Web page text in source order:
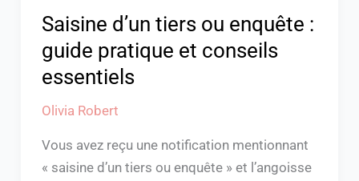
Saisine d’un tiers ou enquête :
guide pratique et conseils
essentiels
Olivia Robert
Vous avez reçu une notification mentionnant
« saisine d’un tiers ou enquête » et l’angoisse
essentiels